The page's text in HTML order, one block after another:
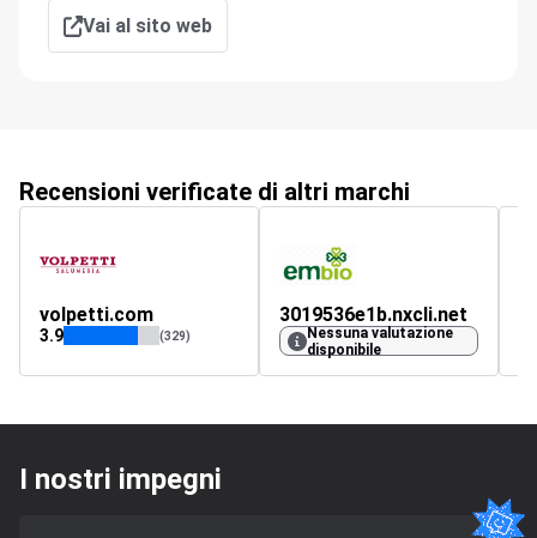
Vai al sito web
Recensioni verificate di altri marchi
volpetti.com
3.9 (329)
3019536e1b.nxcli.net
Nessuna valutazione
disponibile
I nostri impegni